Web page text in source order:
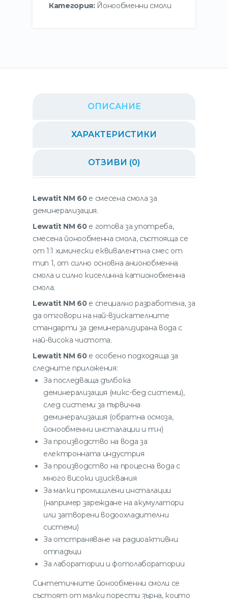
Категория: Йонообменни смоли
ОПИСАНИЕ
ХАРАКТЕРИСТИКИ
ОТЗИВИ (0)
Lewatit NM 60е смесена смола за
деминерализация.
Lewatit NM 60е готова за употреба,
смесена йонообменна смола, състояща се
от 1:1 химически еквивалентна смес от
тип 1, от силно основна анионобменна
смола и силно киселинна катионобменна
смола.
Lewatit NM 60е специално разработена, за
да отговори на най-взискателните
стандарти за деминерализирана вода с
най-висока чистота.
Lewatit NM 60е особено подходяща за
следните приложения:
За последваща дълбока
деминерализация (микс-бед системи),
след системи за първична
деминерализация (обратна осмоза,
йонообменни инсталации и т.н)
За производство на вода за
електронната индустрия
За производство на процесна вода с
много високи изисквания
За малки промишлени инсталации
(например зареждане на акумулатори
или затворени водоохладителни
системи)
За отстраняване на радиоактивни
отпадъци
За лаборатории и фотолаборатории
Синтетичните йонообменни смоли се
състоят от малки порести зърна, които